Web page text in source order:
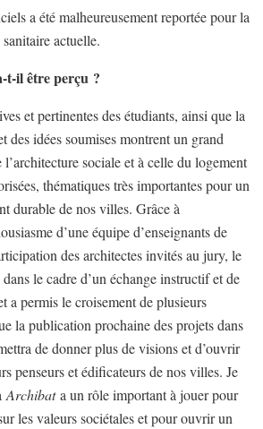
a été malheureusement reportée pour la
actuelle.
t-il être perçu ?
et pertinentes des étudiants, ainsi que la
des idées soumises montrent un grand
sociale et à celle du logement
thématiques très importantes pour un
durable de nos villes. Grâce à
d’une équipe d’enseignants de
des architectes invités au jury, le
le cadre d’un échange instructif et de
a permis le croisement de plusieurs
la publication prochaine des projets dans
de donner plus de visions et d’ouvrir
penseurs et édificateurs de nos villes. Je
Archibata un rôle important à jouer pour
les valeurs sociétales et pour ouvrir un